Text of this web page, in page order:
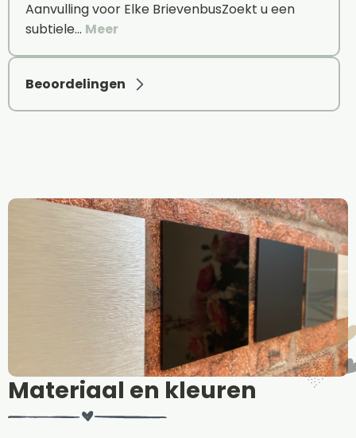
Aanvulling voor Elke BrievenbusZoekt u een
subtiele… Meer
Beoordelingen
Materiaal en kleuren